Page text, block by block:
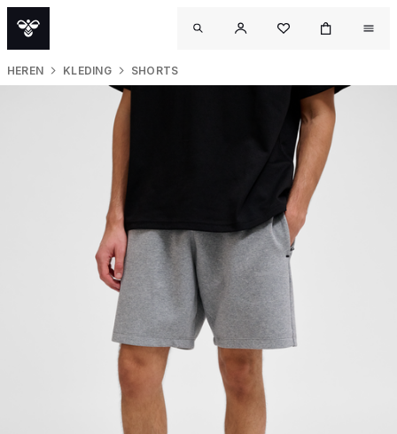
HEREN KLEDING SHORTS